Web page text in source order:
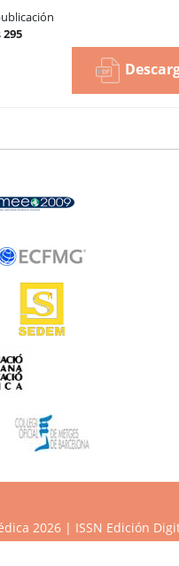
295
2026 | ISSN Edición